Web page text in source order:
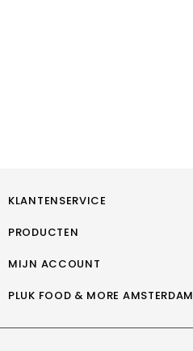
KLANTENSERVICE
PRODUCTEN
MIJN ACCOUNT
PLUK FOOD & MORE AMSTERDAM